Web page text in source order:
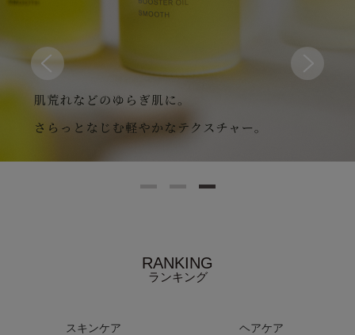
RANKING
ランキング
スキンケア ヘアケア